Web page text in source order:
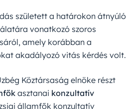
született a határokon átnyúló
vonatkozó szoros
amely korábban a
akadályozó vitás kérdés volt.
Köztársaság elnöke részt
asztanai konzultatív
államfők konzultatív